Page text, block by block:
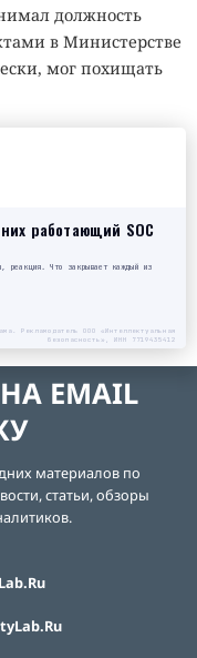
должность
в Министерстве
мог похищать
работающий SOC
реакция. Что закрывает каждый из
Рекламодатель ООО «Интеллектуальная
безопасность», ИНН 7719435412
EMAIL
материалов по
статьи, обзоры